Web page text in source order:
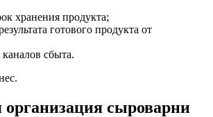
хранения продукта;
готового продукта от
сбыта.
сыроварни